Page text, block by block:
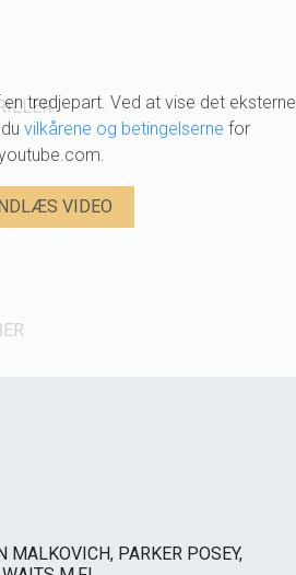
tredjepart. Ved at vise det eksterne
vilkårene og betingelserne for
INDLÆS VIDEO
MALKOVICH, PARKER POSEY,